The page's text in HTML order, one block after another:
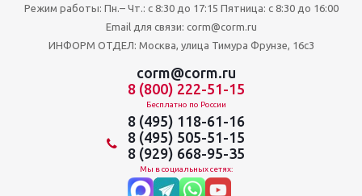
Режим работы: Пн.– Чт.: с 8:30 до 17:15 Пятница: c 8:30 до 16:00
Email для связи: corm@corm.ru
ИНФОРМ ОТДЕЛ: Москва, улица Тимура Фрунзе, 16с3
corm@corm.ru
8 (800) 222-51-15
Бесплатно по России
8 (495) 118-61-16
8 (495) 505-51-15
8 (929) 668-95-35
Мы в социальных сетях: